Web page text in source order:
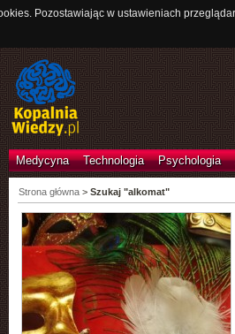
Pozostawiając w ustawieniach
Medycyna Technologia Psychologia
Strona główna> Szukaj "alkomat"